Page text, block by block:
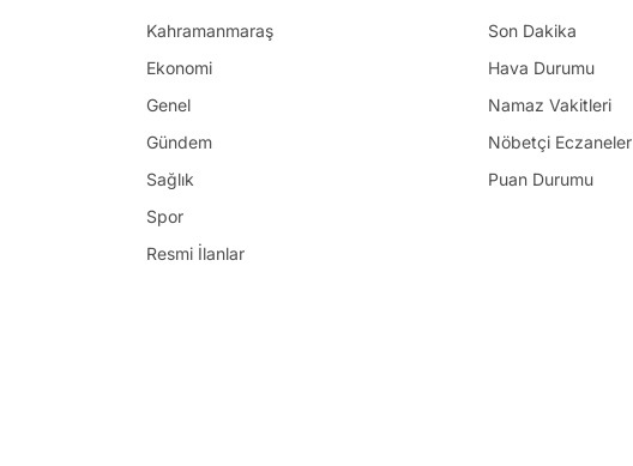
Kahramanmaraş
Ekonomi
Genel
Gündem
Sağlık
Spor
Resmi İlanlar
Son Dakika
Hava Durumu
Namaz Vakitleri
Nöbetçi Eczaneler
Puan Durumu